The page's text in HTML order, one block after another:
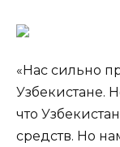
«Нас сильно
Узбекистане.
что
средств. Но